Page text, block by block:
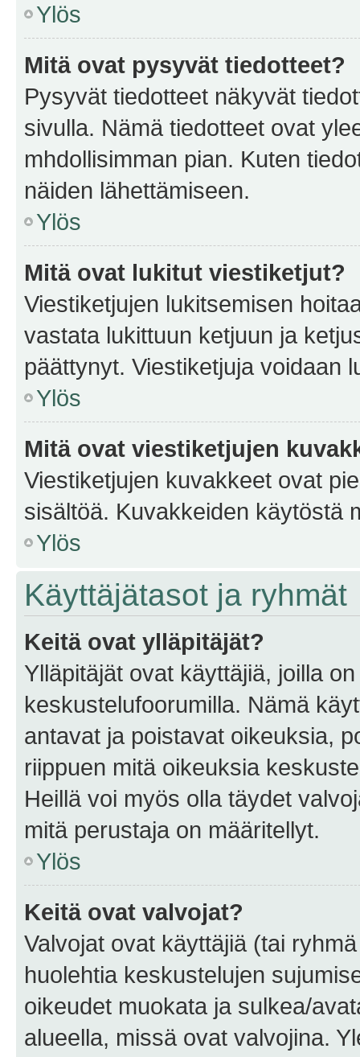
Ylös
Mitä ovat pysyvät tiedotteet?
Pysyvät tiedotteet näkyvät
sivulla. Nämä tiedotteet ovat
mhdollisimman pian. Kuten
näiden lähettämiseen.
Ylös
Mitä ovat lukitut viestiketjut?
Viestiketjujen lukitsemisen
vastata lukittuun ketjuun ja
päättynyt. Viestiketjuja voidaan
Ylös
Mitä ovat viestiketjujen
Viestiketjujen kuvakkeet ovat
sisältöä. Kuvakkeiden käytöstä
Ylös
Käyttäjätasot ja ryhmät
Keitä ovat ylläpitäjät?
Ylläpitäjät ovat käyttäjiä, joilla
keskustelufoorumilla. Nämä
antavat ja poistavat oikeuksia,
riippuen mitä oikeuksia
Heillä voi myös olla täydet
mitä perustaja on määritellyt.
Ylös
Keitä ovat valvojat?
Valvojat ovat käyttäjiä (tai
huolehtia keskustelujen
oikeudet muokata ja sulkea/
alueella, missä ovat valvojina.